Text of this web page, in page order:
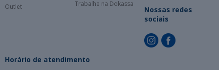
Outlet
Trabalhe na Dokassa
Nossas redes
sociais
Horário de atendimento